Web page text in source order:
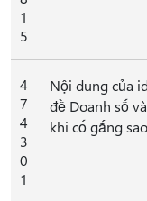
1
5
4
7
4
3
0
1
Nội dung của
đề Doanh số
khi cố gắng